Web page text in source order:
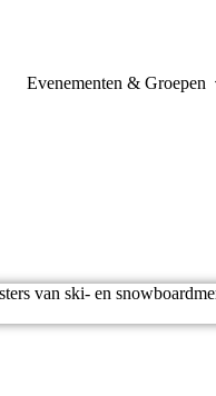
Evenementen & Groepen